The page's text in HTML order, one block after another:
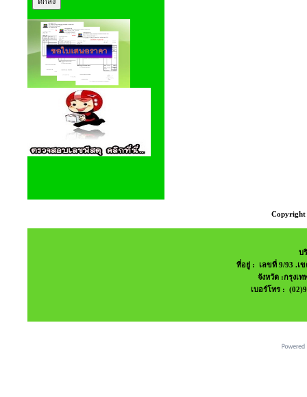
Copyright
บ
ที่อยู่ : เลขที่ 9/93 .เ
จังหวัด :กรุงเ
เบอร์โทร :